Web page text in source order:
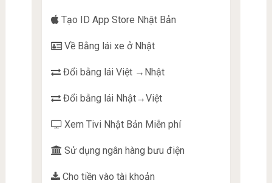
Tạo ID App Store Nhật Bản
Về Bằng lái xe ở Nhật
Đổi bằng lái Việt →Nhật
Đổi bằng lái Nhật→Việt
Xem Tivi Nhật Bản Miễn phí
Sử dụng ngân hàng bưu điện
Cho tiền vào tài khoản